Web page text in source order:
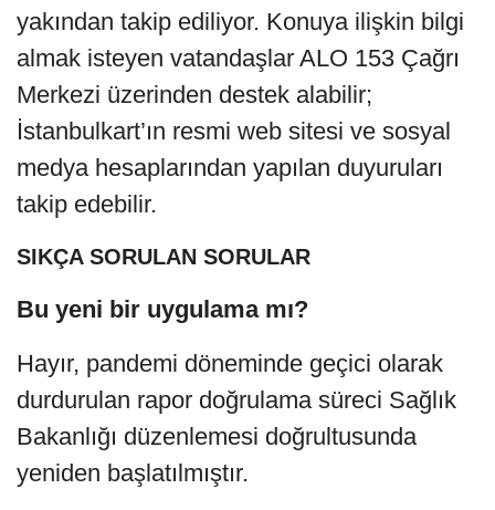
yakından takip ediliyor. Konuya ilişkin bilgi
almak isteyen vatandaşlar ALO 153 Çağrı
Merkezi üzerinden destek alabilir;
İstanbulkart’ın resmi web sitesi ve sosyal
medya hesaplarından yapılan duyuruları
takip edebilir.
SIKÇA SORULAN SORULAR
Bu yeni bir uygulama mı?
Hayır, pandemi döneminde geçici olarak
durdurulan rapor doğrulama süreci Sağlık
Bakanlığı düzenlemesi doğrultusunda
yeniden başlatılmıştır.